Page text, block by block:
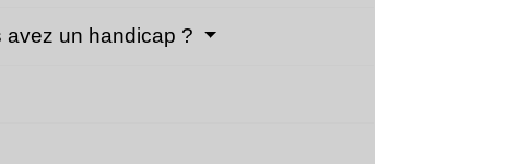
avez un handicap ?